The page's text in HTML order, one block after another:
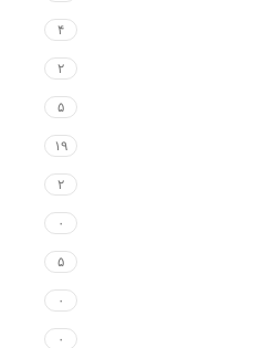
۴
۲
۵
۱۹
۲
۰
۵
۰
۰